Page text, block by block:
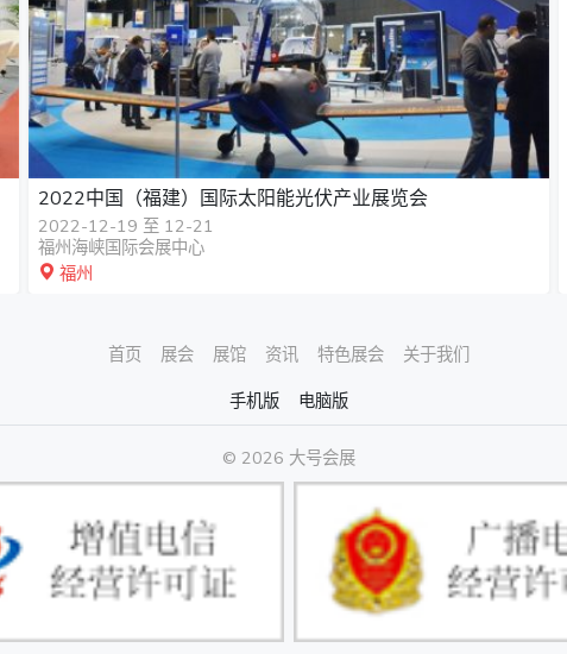
2022中国（福建）国际太阳能光伏产业展览会
2022-12-19 至 12-21
福州海峡国际会展中心
福州
首页 展会 展馆 资讯 特色展会
关于我们
手机版
电脑版
© 2026 大号会展